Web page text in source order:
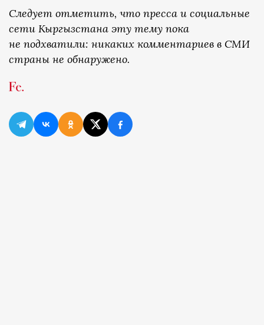
Следует отметить, что пресса и социальные
сети Кыргызстана эту тему пока
не подхватили: никаких комментариев в СМИ
страны не обнаружено.